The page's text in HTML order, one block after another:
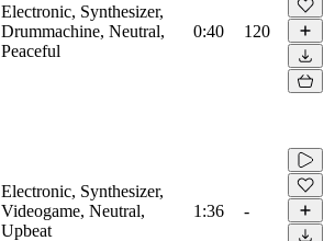
Electronic, Synthesizer,
Drummachine, Neutral,
Peaceful
0:40 120
Electronic, Synthesizer,
Videogame, Neutral,
Upbeat
1:36 -